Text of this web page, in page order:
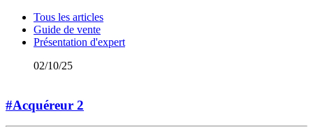
Tous les articles
Guide de vente
Présentation d'expert
02/10/25
#Acquéreur 2